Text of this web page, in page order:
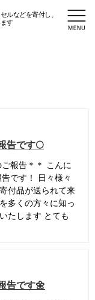
ルなどを寄付し、
す
告です🌕
報告＊＊ こんに
です！ 日々様々
付品が送られて来
多くの方々に知っ
たします とても
告です🌼